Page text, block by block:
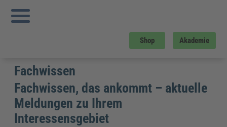
Shop Akademie
Sie sind hier:
Praevention
Fachwissen
Fachwissen, das ankommt – aktuelle
Meldungen zu Ihrem
Interessensgebiet